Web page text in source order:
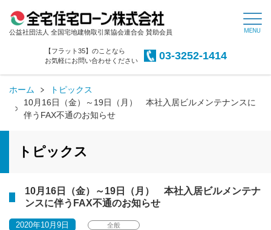
公益社団法人 全国宅地建物取引業協会連合会 賛助会員
【フラット35】のことなら
お気軽にお問い合わせください
03-3252-1414
ホーム
トピックス
10月16日（金）～19日（月） 本社入居ビルメンテナンスに
伴うFAX不通のお知らせ
トピックス
10月16日（金）～19日（月） 本社入居ビルメンテナ
ンスに伴うFAX不通のお知らせ
2020年10月9日 全般